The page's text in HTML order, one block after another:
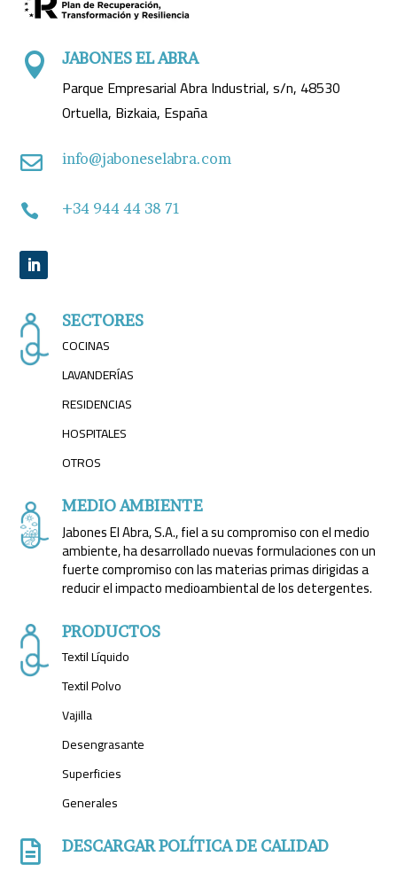
 JABONES EL ABRA
Parque Empresarial Abra Industrial, s/n, 48530
Ortuella, Bizkaia, España
 info@jaboneselabra.com
 +34 944 44 38 71
SECTORES
COCINAS
LAVANDERÍAS
RESIDENCIAS
HOSPITALES
OTROS
MEDIO AMBIENTE
Jabones El Abra, S.A., fiel a su compromiso con el medio
ambiente, ha desarrollado nuevas formulaciones con un
fuerte compromiso con las materias primas dirigidas a
reducir el impacto medioambiental de los detergentes.
PRODUCTOS
Textil Líquido
Textil Polvo
Vajilla
Desengrasante
Superficies
Generales
 DESCARGAR POLÍTICA DE CALIDAD